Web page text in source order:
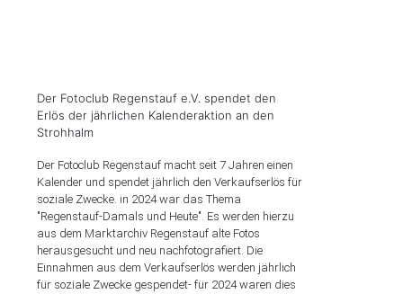
Der Fotoclub Regenstauf e.V. spendet den
Erlös der jährlichen Kalenderaktion an den
Strohhalm
Der Fotoclub Regenstauf macht seit 7 Jahren einen
Kalender und spendet jährlich den Verkaufserlös für
soziale Zwecke. in 2024 war das Thema
"Regenstauf-Damals und Heute". Es werden hierzu
aus dem Marktarchiv Regenstauf alte Fotos
herausgesucht und neu nachfotografiert. Die
Einnahmen aus dem Verkaufserlös werden jährlich
für soziale Zwecke gespendet- für 2024 waren dies